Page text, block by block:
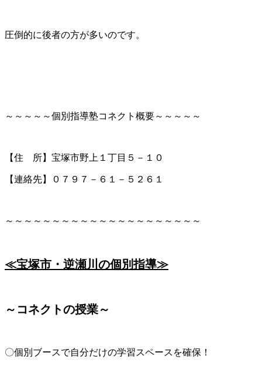
圧倒的に後者の方が多いのです。
～～～～～個別指導塾コネクト概要～～～～～
【住 所】宝塚市野上１丁目５－１０
【連絡先】０７９７－６１－５２６１
～～～～～～～～～～～～～～～～～～～～～
≪宝塚市・逆瀬川の個別指導≫
～コネクトの授業～
〇個別ブースで自分だけの学習スペースを確保！